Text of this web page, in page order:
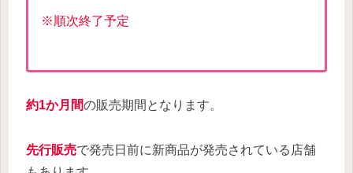
※順次終了予定
約1か月間の販売期間となります。
先行販売で発売日前に新商品が発売されている店舗